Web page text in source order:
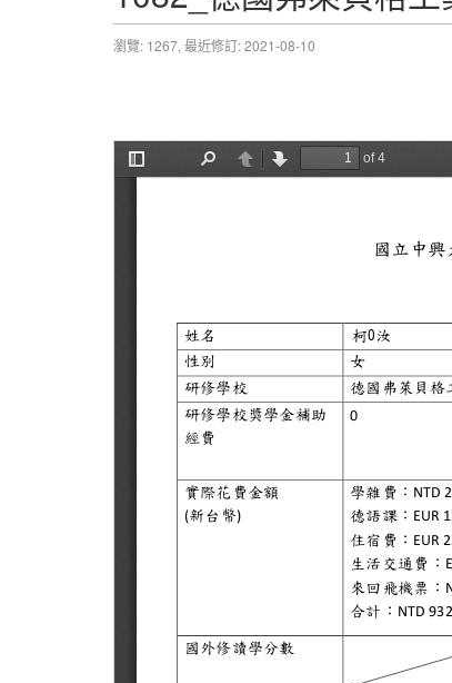
瀏覽: 1267, 最近修訂: 2021-08-10